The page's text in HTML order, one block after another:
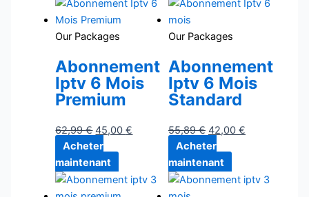
Our Packages
Abonnement
Iptv 6 Mois
Premium
62,99€ 45,00€
Acheter
maintenant
Our Packages
Abonnement
Iptv 6 Mois
Standard
55,89€ 42,00 €
Acheter
maintenant